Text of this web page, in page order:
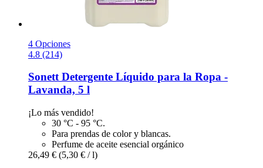
4 Opciones
4.8 (214)
SonettDetergente Líquido para la Ropa -​
Lavanda, 5 l
¡Lo más vendido!
30 °C - 95 °C.
Para prendas de color y blancas.
Perfume de aceite esencial orgánico
26,49 € (5,30 € / l)